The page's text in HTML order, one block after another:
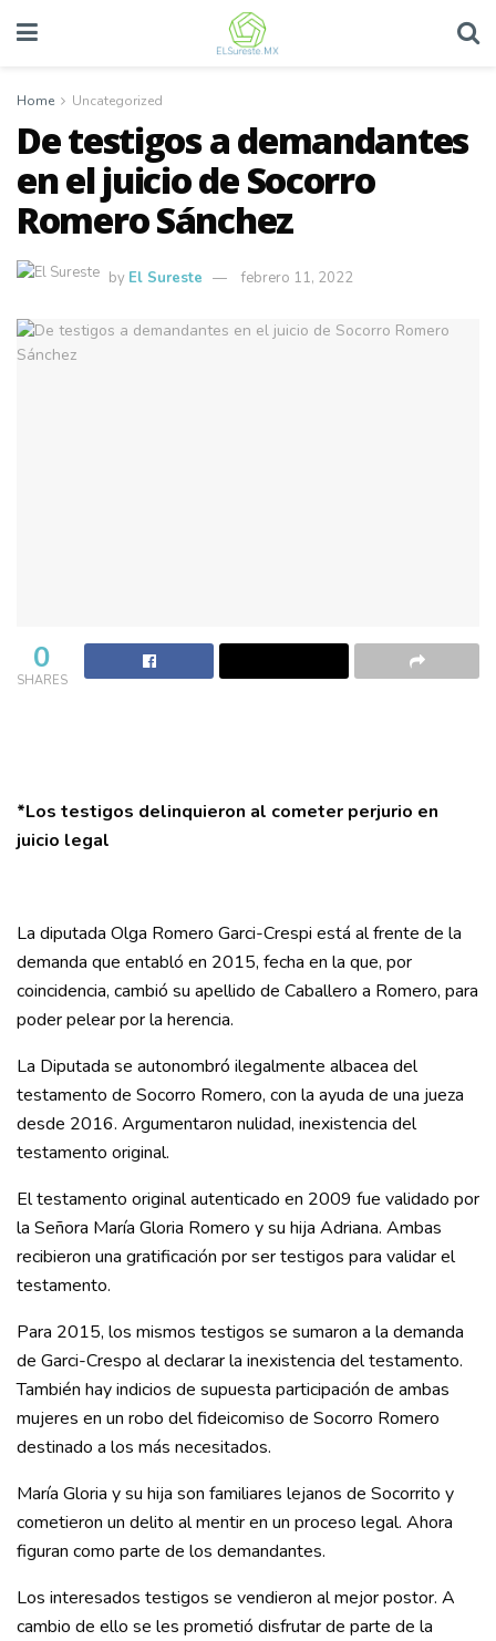
Home Uncategorized
De testigos a demandantes
en el juicio de Socorro
Romero Sánchez
by El Sureste febrero 11, 2022
0
SHARES
*Los testigos delinquieron al cometer perjurio en
juicio legal
La diputada Olga Romero Garci-Crespi está al frente de la
demanda que entabló en 2015, fecha en la que, por
coincidencia, cambió su apellido de Caballero a Romero, para
poder pelear por la herencia.
La Diputada se autonombró ilegalmente albacea del
testamento de Socorro Romero, con la ayuda de una jueza
desde 2016. Argumentaron nulidad, inexistencia del
testamento original.
El testamento original autenticado en 2009 fue validado por
la Señora María Gloria Romero y su hija Adriana. Ambas
recibieron una gratificación por ser testigos para validar el
testamento.
Para 2015, los mismos testigos se sumaron a la demanda
de Garci-Crespo al declarar la inexistencia del testamento.
También hay indicios de supuesta participación de ambas
mujeres en un robo del fideicomiso de Socorro Romero
destinado a los más necesitados.
María Gloria y su hija son familiares lejanos de Socorrito y
cometieron un delito al mentir en un proceso legal. Ahora
figuran como parte de los demandantes.
Los interesados testigos se vendieron al mejor postor. A
cambio de ello se les prometió disfrutar de parte de la